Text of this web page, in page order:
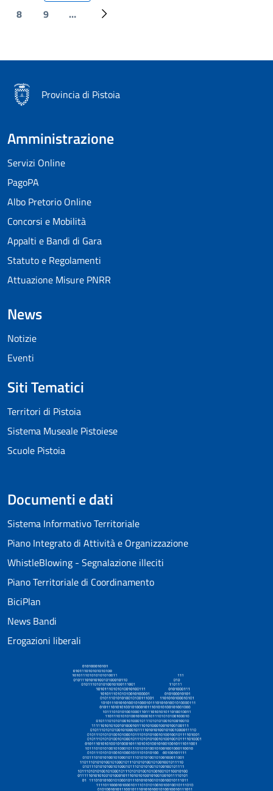
Page
8 Page
9 … Pagina successiva
Provincia di Pistoia
Amministrazione
Servizi Online
PagoPA
Albo Pretorio Online
Concorsi e Mobilità
Appalti e Bandi di Gara
Statuto e Regolamenti
Attuazione Misure PNRR
News
Notizie
Eventi
Siti Tematici
Territori di Pistoia
Sistema Museale Pistoiese
Scuole Pistoia
Documenti e dati
Sistema Informativo Territoriale
Piano Integrato di Attività e Organizzazione
WhistleBlowing - Segnalazione illeciti
Piano Territoriale di Coordinamento
BiciPlan
News Bandi
Erogazioni liberali